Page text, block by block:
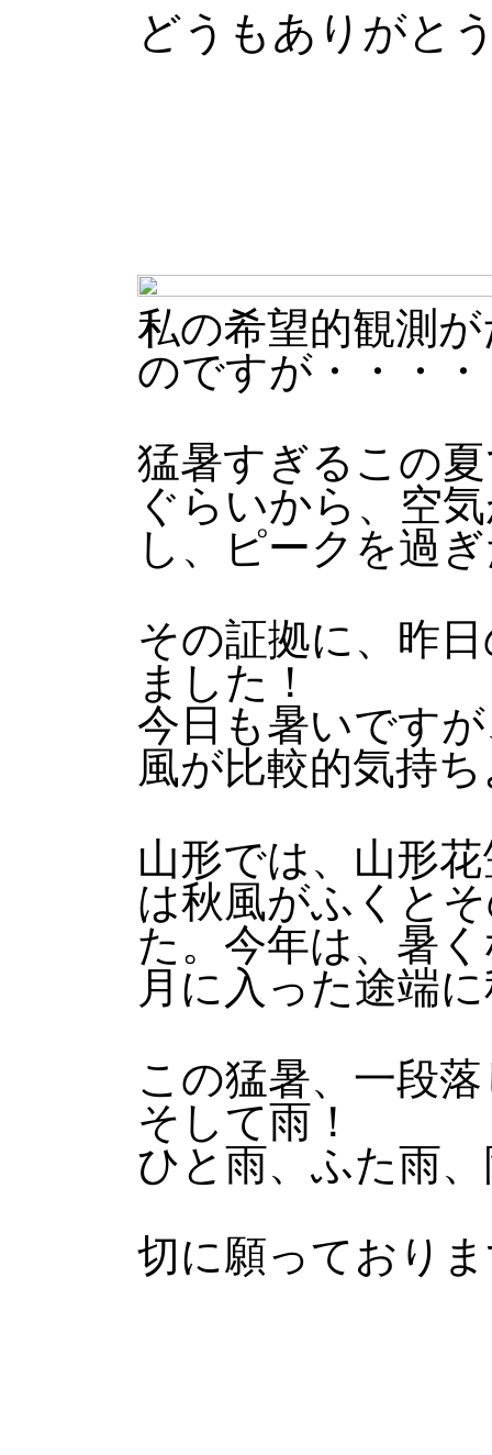
どうもありがと
私の希望的観測
のですが・・・・
猛暑すぎるこの
ぐらいから、空
し、ピークを過
その証拠に、昨
ました！
今日も暑いです
風が比較的気持
山形では、山形
は秋風がふくと
た。今年は、暑
月に入った途端
この猛暑、一段
そして雨！
ひと雨、ふた雨
切に願っており